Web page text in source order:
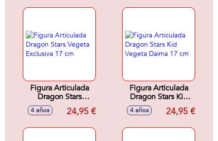
Figura Articulada
Dragon Stars
Vegeta Exclusiva
17 cm
4 años 24,95 €
Figura Articulada
Dragon Stars Kid
Vegeta Daima 17
4 años 24,95 €